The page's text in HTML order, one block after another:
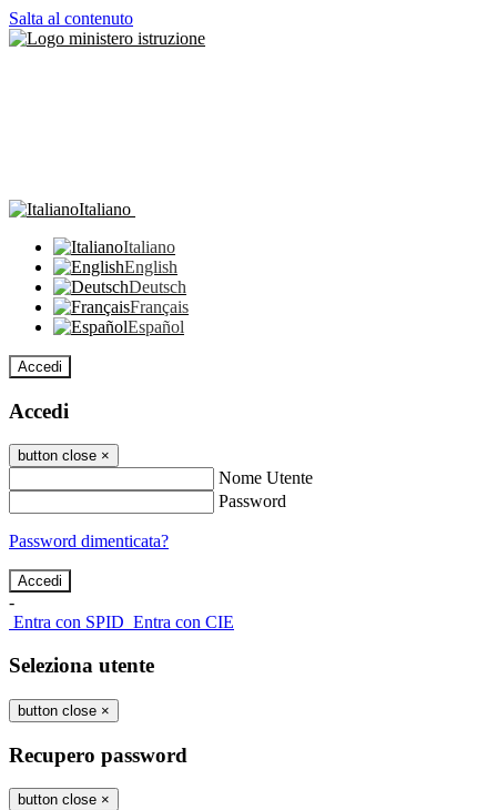
Salta al contenuto
Italiano
Italiano
English
Deutsch
Français
Español
Accedi
Accedi
button close ×
Nome Utente
Password
Password dimenticata?
-
Entra con SPID Entra con CIE
Seleziona utente
button close ×
Recupero password
button close ×